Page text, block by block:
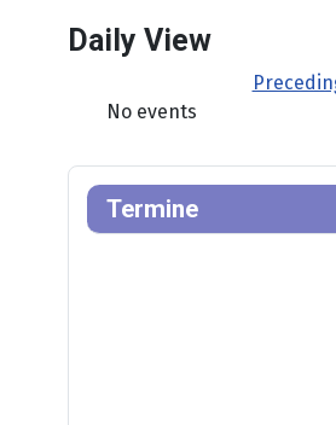
Daily View
No events
Termine